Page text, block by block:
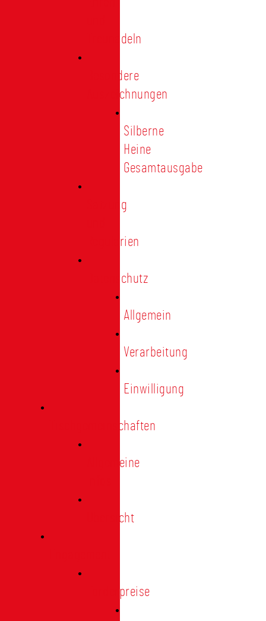
Treunadeln
Besondere
Auszeichnungen
Silberne
Heine
Gesamtausgabe
Satzung
Regularien
Datenschutz
Allgemein
Verarbeitung
Einwilligung
Tischgemeinschaften
Allgemeine
Übersicht
Förderpreise